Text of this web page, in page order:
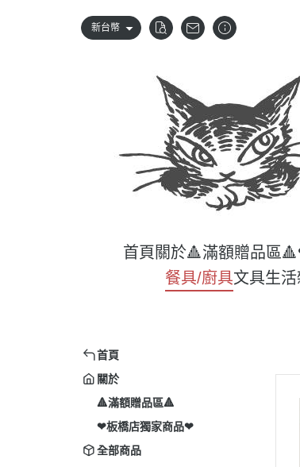
新台幣
首頁 關於🔺滿額贈品區🔺
餐具/廚具文具生
首頁
關於
🔺滿額贈品區🔺
❤板橋店獨家商品❤
全部商品